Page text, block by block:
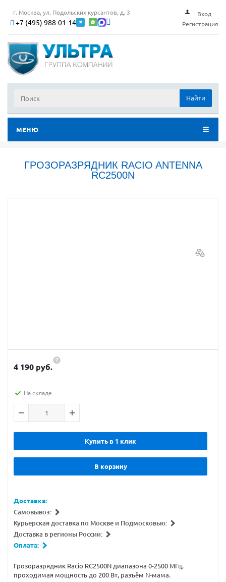
г. Москва, ул. Подольских курсантов, д. 3
+7 (495) 988-01-14
Вход
Регистрация
Найти
МЕНЮ
ГРОЗОРАЗРЯДНИК RACIO ANTENNA
RC2500N
4 190 руб.
На складе
Купить в 1 клик
В корзину
Доставка:
Самовывоз:
Курьерская доставка по Москве и Подмосковью:
Доставка в регионы России:
Оплата:
Грозоразрядник Racio RC2500N диапазона 0-2500 МГц,
проходимая мощность до 200 Вт, разъём N-мама.